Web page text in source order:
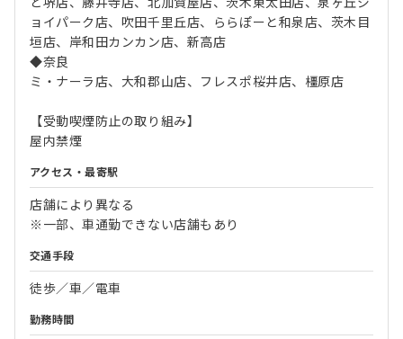
ョイパーク店、吹田千里丘店、ららぽーと和泉店、茨木目
垣店、岸和田カンカン店、新高店
◆奈良
ミ・ナーラ店、大和郡山店、フレスポ桜井店、橿原店
【受動喫煙防止の取り組み】
屋内禁煙
アクセス・最寄駅
店舗により異なる
※一部、車通勤できない店舗もあり
交通手段
徒歩／車／電車
勤務時間